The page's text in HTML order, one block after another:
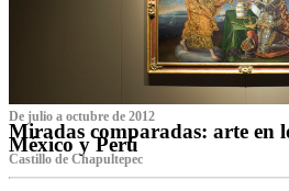
De julio a octubre de 2012
Miradas comparadas: arte en
México y Perú
Castillo de Chapultepec